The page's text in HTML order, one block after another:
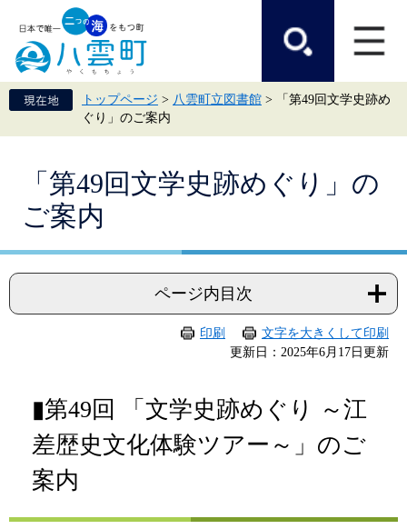
頭
で
飛
ば
て
トップページ > 八雲町立図書館 >
「第49回文学史跡め
ぐり」のご案内
「第49回文学史跡めぐり」の
ご案内
ページ内目次
印刷
文字を大きくして印刷
更新日：2025年6月17日更新
▮第49回 「文学史跡めぐり ～江
差歴史文化体験ツアー～」のご
案内